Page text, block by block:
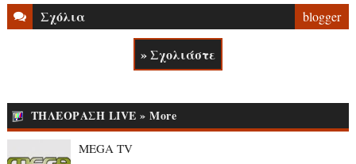
Σχόλια blogger
» Σχολιάστε
ΤΗΛΕΟΡΑΣΗ LIVE » More
MEGA TV